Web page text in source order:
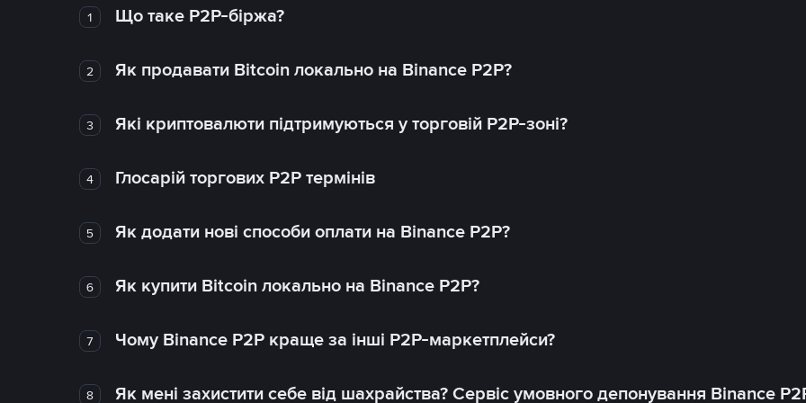
1 Що таке P2P-біржа?
2 Як продавати Bitcoin локально на Binance P2P?
3 Які криптовалюти підтримуються у торговій P2P-зоні?
4 Глосарій торгових P2P термінів
5 Як додати нові способи оплати на Binance P2P?
6 Як купити Bitcoin локально на Binance P2P?
7 Чому Binance P2P краще за інші P2P-маркетплейси?
8 Як мені захистити себе від шахрайства? Сервіс умовного депонування Binance